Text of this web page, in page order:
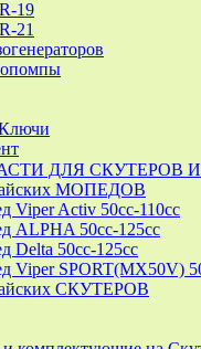
19
21
ДЛЯ СКУТЕРОВ
МОПЕДОВ
Viper Activ 50cc-110cc
ALPHA 50cc-125cc
Delta 50cc-125cc
Viper SPORT(MX50V)
СКУТЕРОВ